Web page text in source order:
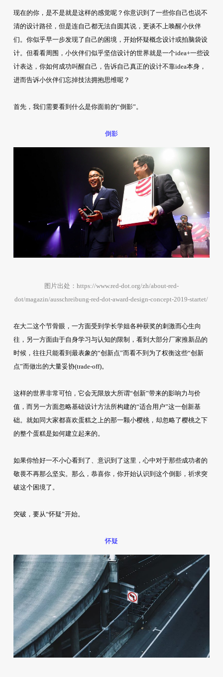
现在的你，是不是就是这样的感觉呢？你意识到了一些你自己也说不
清的设计路径，但是连自己都无法自圆其说，更谈不上唤醒小伙伴
们。你似乎早一步发现了自己的困境，开始怀疑概念设计或拍脑袋设
计。但看看周围，小伙伴们似乎坚信设计的世界就是一个idea+一些设
计表达，你如何成功叫醒自己，告诉自己真正的设计不靠idea本身，
进而告诉小伙伴们忘掉技法拥抱思维呢？
首先，我们需要看到什么是你面前的“倒影”。
倒影
图片出处：https://www.red-dot.org/zh/about-red-
dot/magazin/ausschreibung-red-dot-award-design-concept-2019-startet/
在大二这个节骨眼，一方面受到学长学姐各种获奖的刺激而心生向
往，另一方面由于自身学习与认知的限制，看到大部分厂家推新品的
时候，往往只能看到最表象的“创新点”而看不到为了权衡这些“创新
点”而做出的大量妥协(trade-off)。
这样的世界非常可怕，它会无限放大所谓“创新”带来的影响力与价
值，而另一方面忽略基础设计方法所构建的“适合用户”这一创新基
础。就如同大家都喜欢蛋糕之上的那一颗小樱桃，却忽略了樱桃之下
的整个蛋糕是如何建立起来的。
如果你恰好一不小心看到了、意识到了这里，心中对于那些成功者的
敬畏不再那么坚实。那么，恭喜你，你开始认识到这个倒影，祈求突
破这个困境了。
突破，要从“怀疑”开始。
怀疑